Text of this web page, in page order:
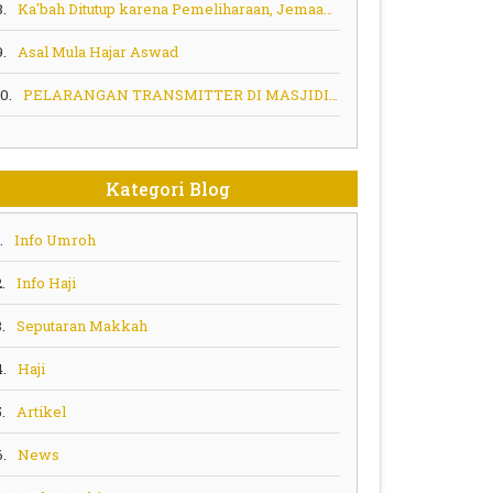
Ka'bah Ditutup karena Pemeliharaan, Jemaah Tak Bisa Sentuh
Asal Mula Hajar Aswad
PELARANGAN TRANSMITTER DI MASJIDIL HARAM MEKKAH
Kategori Blog
Info Umroh
Info Haji
Seputaran Makkah
Haji
Artikel
News